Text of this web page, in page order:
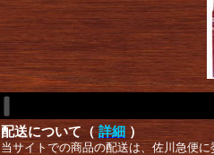
配送について（ 詳細 ）
当サイトでの商品の配送は、佐川急便